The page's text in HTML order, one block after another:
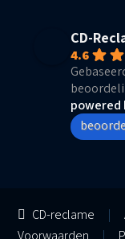
CD-
4.6
powered
CD-reclame |
Voorwaarden
|